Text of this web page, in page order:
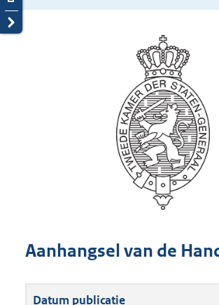
Aanhangsel van de